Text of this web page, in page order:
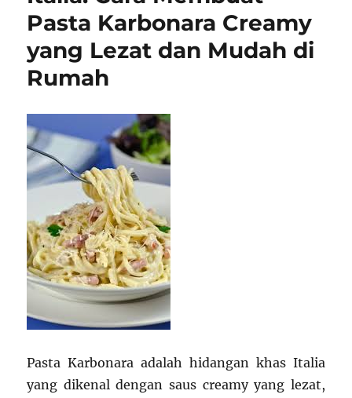
Pasti
Berhasil
Pasta Karbonara Creamy
yang Lezat dan Mudah di
Rumah
Pasta Karbonara adalah hidangan khas Italia
yang dikenal dengan saus creamy yang lezat,